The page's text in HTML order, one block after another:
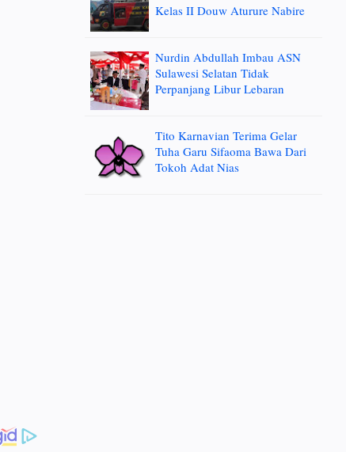
Kelas II Douw Aturure Nabire
Nurdin Abdullah Imbau ASN
Sulawesi Selatan Tidak
Perpanjang Libur Lebaran
Tito Karnavian Terima Gelar
Tuha Garu Sifaoma Bawa Dari
Tokoh Adat Nias